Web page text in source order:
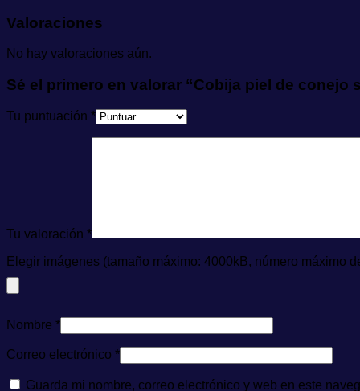
Valoraciones
No hay valoraciones aún.
Sé el primero en valorar “Cobija piel de conejo
Tu puntuación *
Tu valoración *
Elegir imágenes (tamaño máximo: 4000kB, número máximo
Nombre *
Correo electrónico *
Guarda mi nombre, correo electrónico y web en este